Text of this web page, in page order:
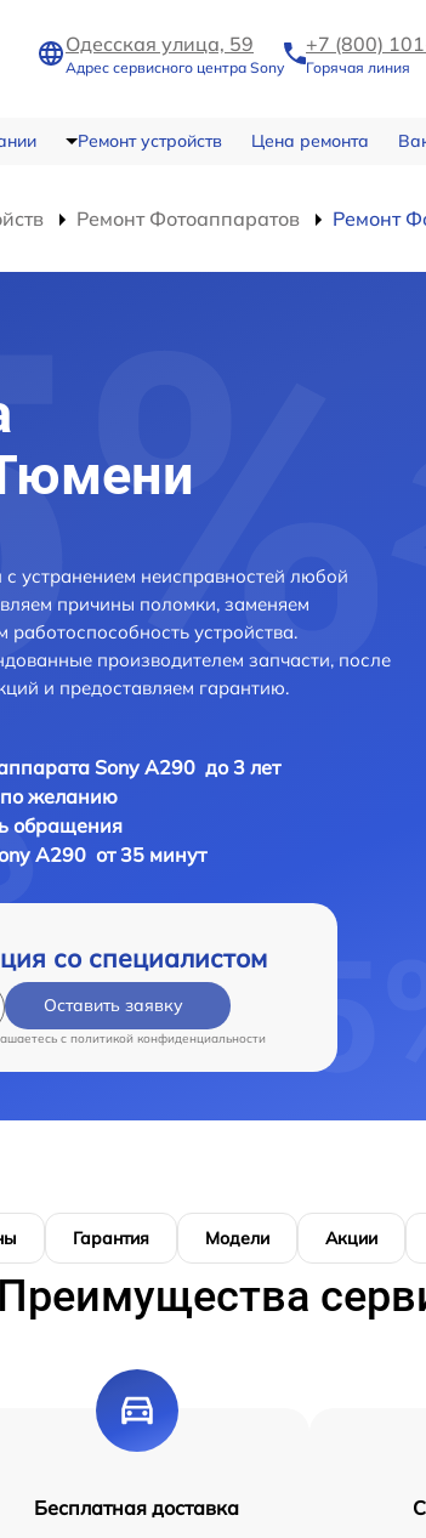
Одесская улица, 59
Адрес сервисного центра Sony
+7 (800)
Горячая линия
Ремонт устройств Цена ремонта
Ремонт Фотоаппаратов Ремонт
устранением неисправностей любой
причины поломки, заменяем
устройства.
производителем запчасти, после
и предоставляем гарантию.
Sony A290 до 3 лет
желанию
обращения
A290 от 35 минут
со специалистом
Оставить заявку
c политикой конфиденциальности
Гарантия Модели Акции
Преимущества
Бесплатная доставка